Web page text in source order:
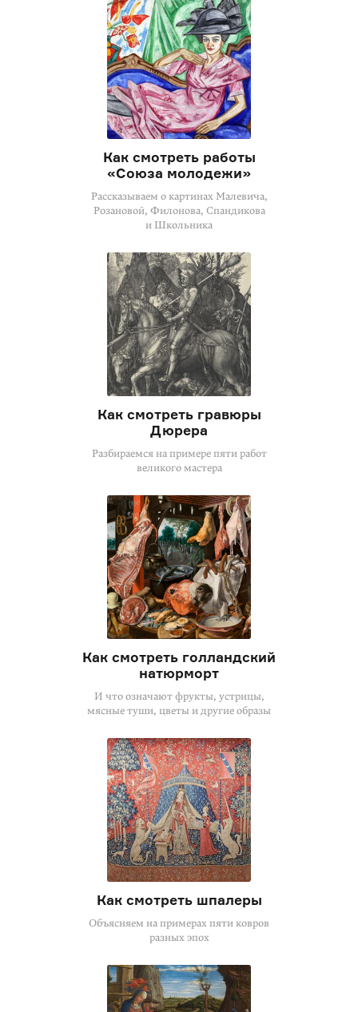
Как смотреть работы
«Союза молодежи»
Рассказываем о картинах Малевича,
Розановой, Филонова, Спандикова
и Школьника
Как смотреть гравюры
Дюрера
Разбираемся на примере пяти работ
великого мастера
Как смотреть голландский
натюрморт
И что означают фрукты, устрицы,
мясные туши, цветы и другие образы
Как смотреть шпалеры
Объясняем на примерах пяти ковров
разных эпох